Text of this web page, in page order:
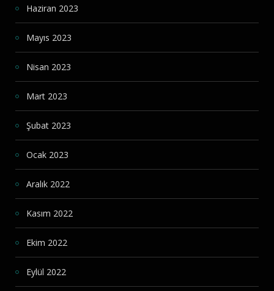
Haziran 2023
Mayıs 2023
Nisan 2023
Mart 2023
Şubat 2023
Ocak 2023
Aralık 2022
Kasım 2022
Ekim 2022
Eylül 2022